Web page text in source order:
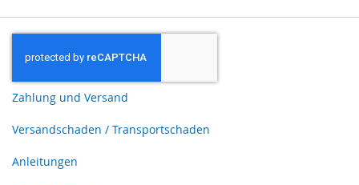
Zahlung und Versand
Versandschaden / Transportschaden
Anleitungen